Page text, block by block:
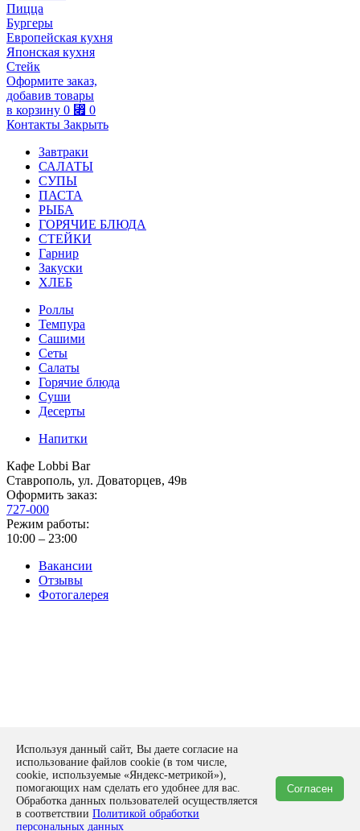
Пицца
Бургеры
Европейская кухня
Японская кухня
Стейк
Оформите заказ,
добавив товары
в корзину 0 ⃏ 0
Контакты Закрыть
Завтраки
САЛАТЫ
СУПЫ
ПАСТА
РЫБА
ГОРЯЧИЕ БЛЮДА
СТЕЙКИ
Гарнир
Закуски
ХЛЕБ
Роллы
Темпура
Сашими
Сеты
Салаты
Горячие блюда
Суши
Десерты
Напитки
Кафе Lobbi Bar
Ставрополь, ул. Доваторцев, 49в
Оформить заказ:
727-000
Режим работы:
10:00 – 23:00
Вакансии
Отзывы
Фотогалерея
Политика конфиденциальности
Оставить заявку
form
Спасибо!
Ваша заявка отправлена на рассмотрение нашим экспертам!
Закрыть
Используя данный сайт, Вы даете согласие на
использование файлов cookie (в том числе,
cookie, используемые «Яндекс-метрикой»),
помогающих нам сделать его удобнее для вас.
Обработка данных пользователей осуществляется
в соответствии Политикой обработки
персональных данных
Согласен